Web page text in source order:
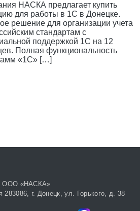
НАСКА предлагает купить
для работы в 1С в Донецке.
решение для организации учета
стандартам с
поддержкой 1С на 12
Полная функциональность
«1С» […]
ООО «НАСКА»
283086, г. Донецк, ул. Горького, д. 38